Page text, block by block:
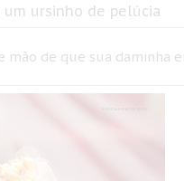
um ursinho de pelúcia
mão de que sua